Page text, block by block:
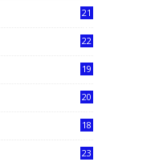
21
22
19
20
18
23